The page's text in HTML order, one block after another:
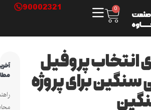
90002321
پروفیل
برای پروژه
راهنمای